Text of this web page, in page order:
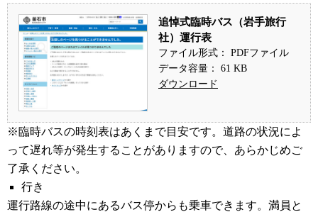
追悼式臨時バス（岩手旅行
社）運行表
ファイル形式： PDFファイル
データ容量： 61 KB
ダウンロード
※臨時バスの時刻表はあくまで目安です。道路の状況によ
って遅れ等が発生することがありますので、あらかじめご
了承ください。
行き
運行路線の途中にあるバス停からも乗車できます。満員と